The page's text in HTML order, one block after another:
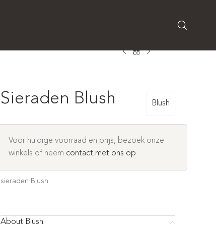
Sieraden Blush Blush
Voor huidige voorraad en prijs, bezoek onze
winkels of neem contact met ons op
sieraden Blush
About Blush